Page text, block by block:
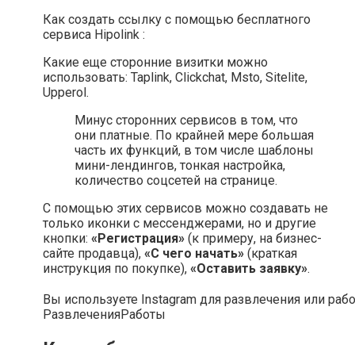
Как создать ссылку с помощью бесплатного
сервиса Hipolink :
Какие еще сторонние визитки можно
использовать: Taplink, Clickchat, Msto, Sitelite,
Upperol.
Минус сторонних сервисов в том, что
они платные. По крайней мере большая
часть их функций, в том числе шаблоны
мини-лендингов, тонкая настройка,
количество соцсетей на странице.
С помощью этих сервисов можно создавать не
только иконки с мессенджерами, но и другие
кнопки: «Регистрация» (к примеру, на бизнес-
сайте продавца), «С чего начать» (краткая
инструкция по покупке), «Оставить заявку».
Вы используете Instagram для развлечения или
РазвлеченияРаботы